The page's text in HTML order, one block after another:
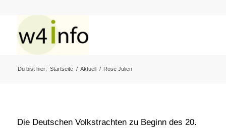
Du bist hier: Startseite / Aktuell / Rose Julien
Die Deutschen Volkstrachten zu Beginn des 20.